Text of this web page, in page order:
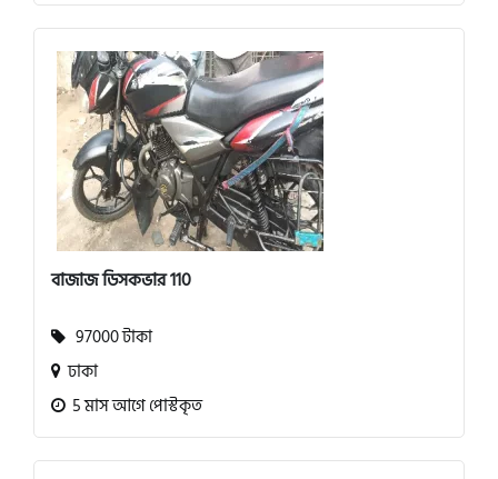
বাজাজ ডিসকভার 110
97000 টাকা
ঢাকা
5 মাস আগে পোস্টকৃত